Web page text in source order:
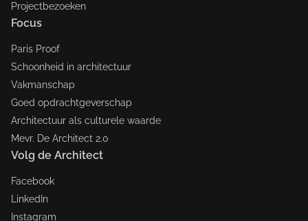
Projectbezoeken
Focus
Paris Proof
Schoonheid in architectuur
Vakmanschap
Goed opdrachtgeverschap
Architectuur als culturele waarde
Mevr. De Architect 2.0
Volg de Architect
Facebook
LinkedIn
Instagram